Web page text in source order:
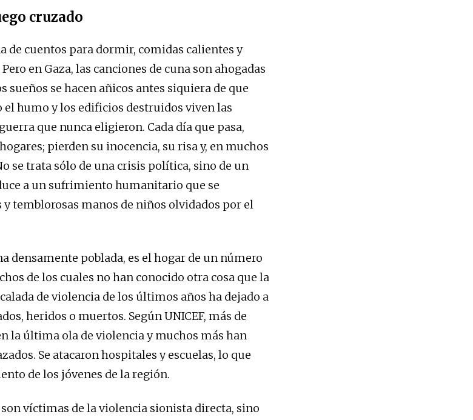
cruzado
de cuentos para dormir, comidas calientes y
en Gaza, las canciones de cuna son ahogadas
sueños se hacen añicos antes siquiera de que
humo y los edificios destruidos viven las
que nunca eligieron. Cada día que pasa,
pierden su inocencia, su risa y, en muchos
se trata sólo de una crisis política, sino de un
a un sufrimiento humanitario que se
y temblorosas manos de niños olvidados por el
densamente poblada, es el hogar de un número
de los cuales no han conocido otra cosa que la
de violencia de los últimos años ha dejado a
heridos o muertos. Según UNICEF, más de
la última ola de violencia y muchos más han
Se atacaron hospitales y escuelas, lo que
de los jóvenes de la región.
víctimas de la violencia sionista directa, sino